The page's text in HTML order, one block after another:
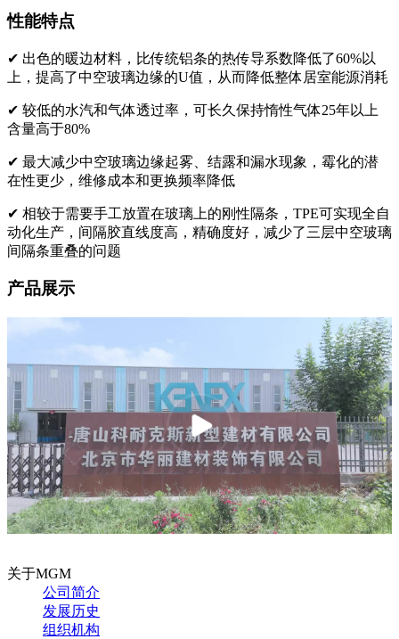
性能特点
✔ 出色的暖边材料，比传统铝条的热传导系数降低了60%以
上，提高了中空玻璃边缘的U值，从而降低整体居室能源消耗
✔ 较低的水汽和气体透过率，可长久保持惰性气体25年以上
含量高于80%
✔ 最大减少中空玻璃边缘起雾、结露和漏水现象，霉化的潜
在性更少，维修成本和更换频率降低
✔ 相较于需要手工放置在玻璃上的刚性隔条，TPE可实现全自
动化生产，间隔胶直线度高，精确度好，减少了三层中空玻璃
间隔条重叠的问题
产品展示
关于MGM
公司简介
发展历史
组织机构